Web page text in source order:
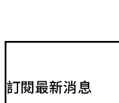
訂閱最新消息